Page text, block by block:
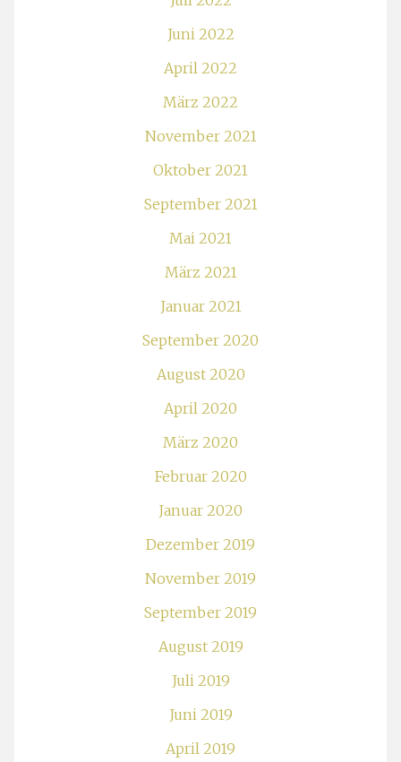
Juni 2022
April 2022
März 2022
November 2021
Oktober 2021
September 2021
Mai 2021
März 2021
Januar 2021
September 2020
August 2020
April 2020
März 2020
Februar 2020
Januar 2020
Dezember 2019
November 2019
September 2019
August 2019
Juli 2019
Juni 2019
April 2019